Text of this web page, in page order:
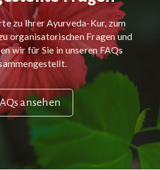
zu Ihrer Ayurveda-Kur, zum
organisatorischen Fragen und
wir für Sie in unseren FAQs
ansehen